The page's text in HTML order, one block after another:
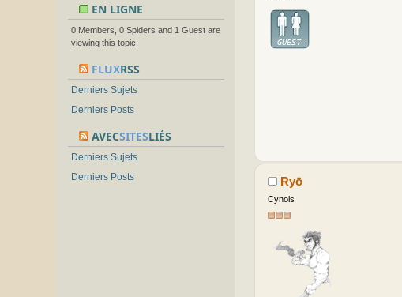
EN LIGNE
0 Members, 0 Spiders and 1 Guest are
viewing this topic.
FLUXRSS
Derniers Sujets
Derniers Posts
AVECSITESLIÉS
Derniers Sujets
Derniers Posts
Ryō
Cynois